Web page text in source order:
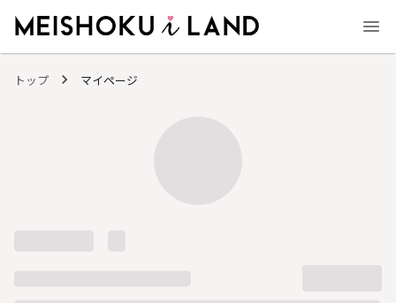
トップ マイページ